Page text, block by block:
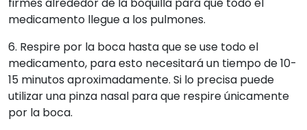
medicamento llegue a los pulmones.
6. Respire por la boca hasta que se use todo el
medicamento, para esto necesitará un tiempo de 10-
15 minutos aproximadamente. Si lo precisa puede
utilizar una pinza nasal para que respire únicamente
por la boca.